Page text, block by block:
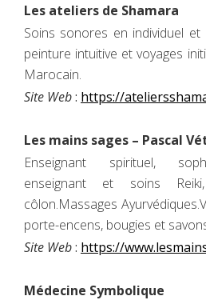
Les ateliers de Shamara
Soins sonores en individuel
peinture intuitive et voyages
Marocain.
Site Web: https://
Les mains sages – Pascal
Enseignant spirituel,
enseignant et soins
côlon.Massages
porte-encens, bougies et
Site Web: https://
Médecine Symbolique